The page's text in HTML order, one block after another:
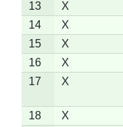
13
X
14
X
15
X
16
X
17
X
18 X